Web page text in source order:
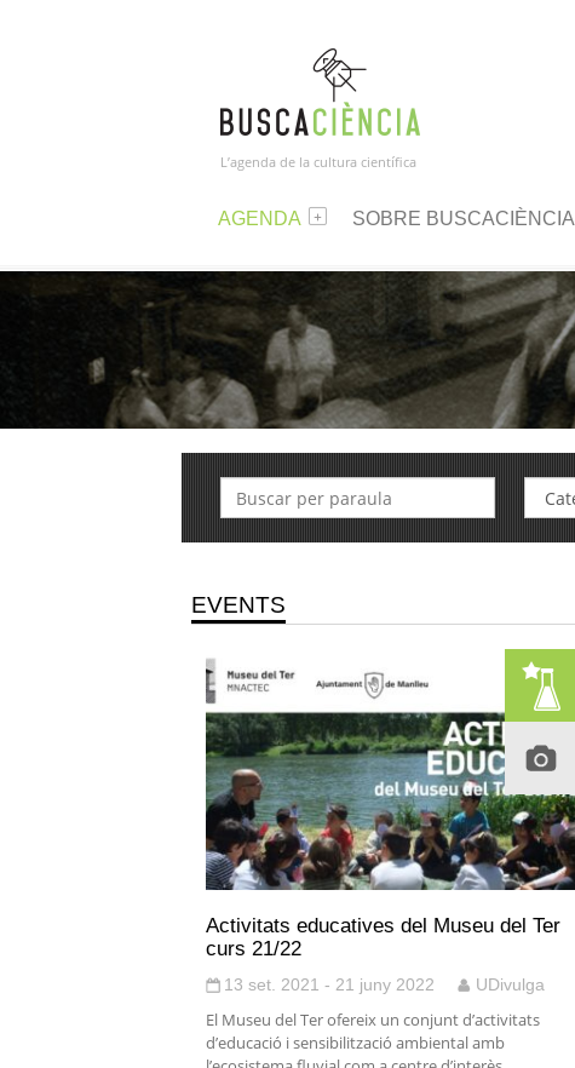
L’agenda de la cultura científica
AGENDA SOBRE BUSCACIÈNCIA
EVENTS
Activitats educatives del Museu del Ter
curs 21/22
13 set. 2021 - 21 juny 2022 UDivulga
El Museu del Ter ofereix un conjunt d’activitats
d’educació i sensibilització ambiental amb